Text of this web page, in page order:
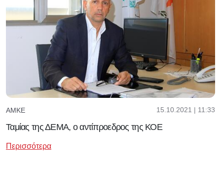
ΑΜΚΕ 15.10.2021 | 11:33
Ταμίας της ΔΕΜΑ, ο αντίπροεδρος της ΚΟΕ
Περισσότερα